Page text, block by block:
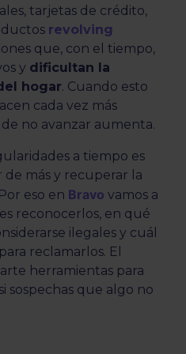
tarjetas de crédito,
revolving
que, con el tiempo,
y dificultan la
hogar. Cuando esto
cada vez más
de no avanzar aumenta.
a tiempo es
de más y recuperar la
eso en Bravo vamos a
reconocerlos, en qué
ilegales y cuál
reclamarlos. El
herramientas para
sospechas que algo no